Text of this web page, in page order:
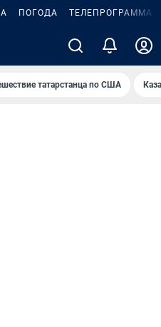
ПОГОДА ТЕЛЕПРОГРАММА
татарстанца по США